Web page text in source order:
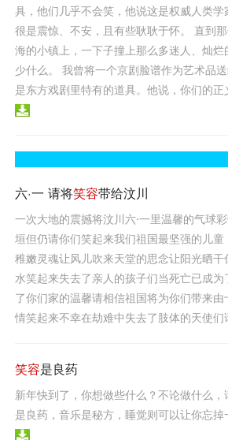
具，他们几乎不会笑，他说这是权威人类
很是震惊、不安，且有些耿耿于怀。 直到
海的小镇上，一下子撞上那么多迷人、灿
少什么。 我曾将一个京剧脸谱作为艺术品
是东方戏剧里特有的道具。他说，你们的
六·一 请将笑容带给汶川
一次大地的震撼将汶川六·一里温馨的气球
垣但仍请你们笑起来我们祖国最坚强的儿
稚嫩灵魂让风儿吹来天堂的思念让阳光晒
水笑起来失去了亲人的孩子们当死亡已成
了你们家的温馨请相信祖国将为你们带来
情笑起来不幸在劫难中失去了肢体的天使们
笑容是良药
新年快到了，你想做些什么？不论做什么
是良药，音乐是秘方，睡觉则可以让你忘掉